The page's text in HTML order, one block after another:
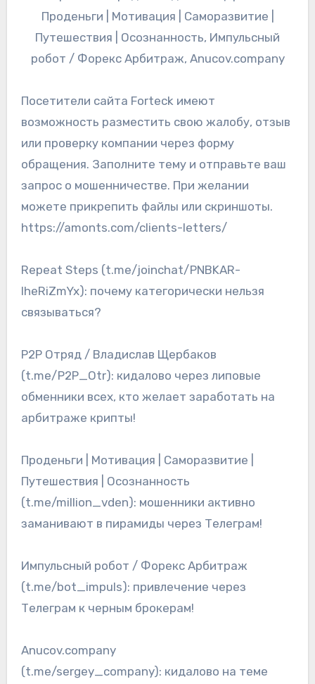
Посетители сайта Forteck имеют
возможность разместить свою жалобу, отзыв
или проверку компании через форму
обращения. Заполните тему и отправьте ваш
запрос о мошенничестве. При желании
можете прикрепить файлы или скриншоты.
https://amonts.com/clients-letters/
Repeat Steps (t.me/joinchat/PNBKAR-
lheRiZmYx): почему категорически нельзя
связываться?
P2P Отряд / Владислав Щербаков
(t.me/P2P_Otr): кидалово через липовые
обменники всех, кто желает заработать на
арбитраже крипты!
Проденьги | Мотивация | Саморазвитие |
Путешествия | Осознанность
(t.me/million_vden): мошенники активно
заманивают в пирамиды через Телеграм!
Импульсный робот / Форекс Арбитраж
(t.me/bot_impuls): привлечение через
Телеграм к черным брокерам!
Anucov.company
(t.me/sergey_company): кидалово на теме